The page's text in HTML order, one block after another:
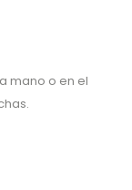
mano o en el